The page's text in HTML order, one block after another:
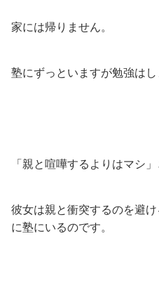
家には帰りません。
塾にずっといますが勉強はし
「親と喧嘩するよりはマシ
彼女は親と衝突するのを避
に塾にいるのです。